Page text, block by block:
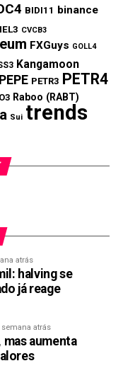
BIDI11 binance
CVCB3
FXGuys GOLL4
Kangamoon
PEPE PETR3 PETR4
Raboo (RABT)
Sui trends
atrás
halving se
já reage
semana atrás
aumenta